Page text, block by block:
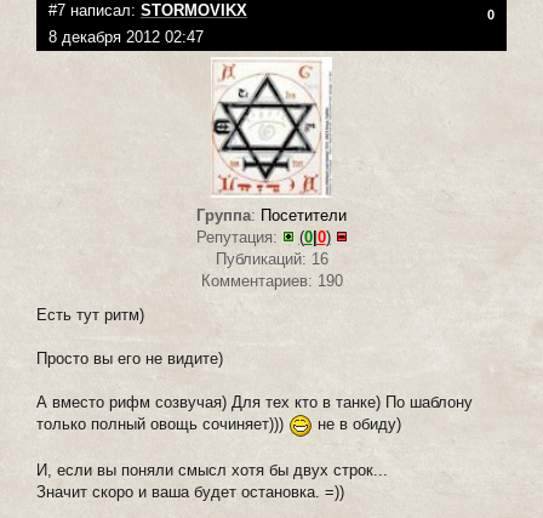
#7 написал: STORMOVIKX 0
8 декабря 2012 02:47
Группа: Посетители
Репутация:
(0| 0)
Публикаций: 16
Комментариев: 190
Есть тут ритм)
Просто вы его не видите)
А вместо рифм созвучая) Для тех кто в танке) По шаблону
только полный овощь сочиняет)))
не в обиду)
И, если вы поняли смысл хотя бы двух строк...
Значит скоро и ваша будет остановка. =))